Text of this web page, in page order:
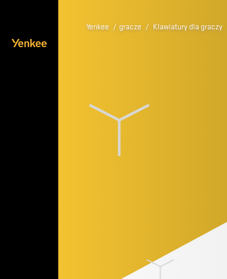
Yenkee / gracze / Klawiatury dla graczy